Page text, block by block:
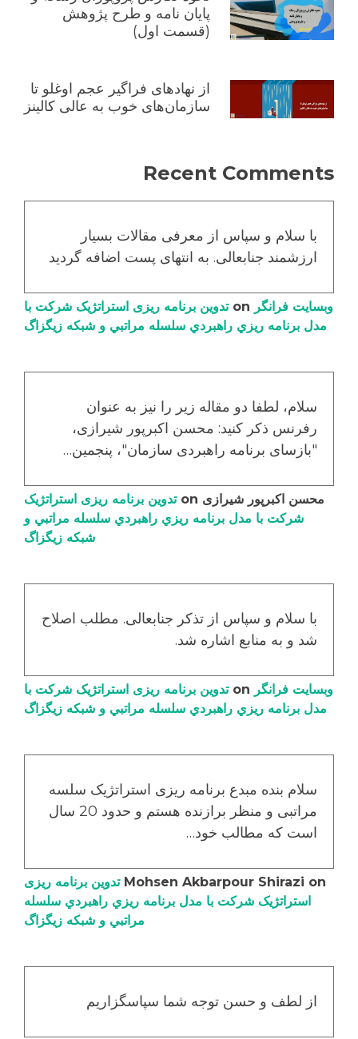
پایان نامه و طرح پژوهش
(قسمت اول)
از نهادهای فراگیر عجم اوغلو تا
سازمان‌های خوب به عالی کالینز
Recent Comments
با سلام و سپاس از معرفی مقالات بسیار
ارزشمند جنابعالی. به انتهای پست اضافه گردید
وبسایت فرانگر
تدوین برنامه ریزی استراتژیک شرکت با
مدل برنامه ریزي راهبردي سلسله مراتبي و شبکه زیگزاگ
سلام، لطفا دو مقاله زیر را نیز به عنوان
رفرنس ذکر کنید: محسن اکبرپور شیرازی،
"بازسای برنامه راهبردی سازمان"، پنجمین…
محسن اکبرپور شیرازی
تدوین برنامه ریزی استراتژیک
شرکت با مدل برنامه ریزي راهبردي سلسله مراتبي و
شبکه زیگزاگ
با سلام و سپاس از تذکر جنابعالی. مطلب اصلاح
شد و به منابع اشاره شد.
وبسایت فرانگر
تدوین برنامه ریزی استراتژیک شرکت با
مدل برنامه ریزي راهبردي سلسله مراتبي و شبکه زیگزاگ
سلام بنده مبدع برنامه ریزی استراتژیک سلسه
مراتبی و منظر برازنده هستم و حدود 20 سال
است که مطالب خود…
Mohsen Akbarpour Shirazi on
تدوین برنامه ریزی
استراتژیک شرکت با مدل برنامه ریزي راهبردي سلسله
مراتبي و شبکه زیگزاگ
از لطف و حسن توجه شما سپاسگزاریم